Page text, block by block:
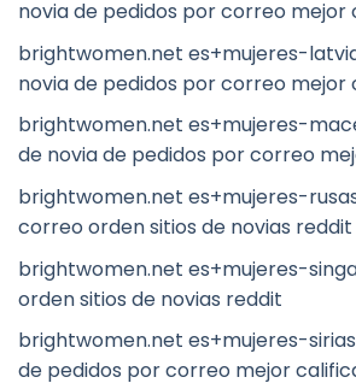
novia de pedidos por correo mejor
brightwomen.net es+mujeres-
novia de pedidos por correo mejor
brightwomen.net es+mujeres-
de novia de pedidos por correo
brightwomen.net es+mujeres-
correo orden sitios de novias reddit
brightwomen.net es+mujeres-
orden sitios de novias reddit
brightwomen.net es+mujeres-
de pedidos por correo mejor